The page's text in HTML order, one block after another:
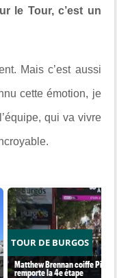
le Tour, c’est un
Mais c’est aussi
cette émotion, je
qui va vivre
TOUR DE BURGOS
Matthew Brennan coiffe Pithie
remporte la 4e étape